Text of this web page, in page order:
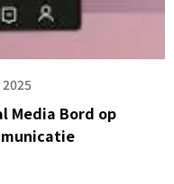
Media Bord op